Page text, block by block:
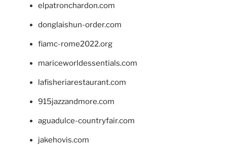
elpatronchardon.com
donglaishun-order.com
fiamc-rome2022.org
mariceworldessentials.com
lafisheriarestaurant.com
915jazzandmore.com
aguadulce-countryfair.com
jakehovis.com